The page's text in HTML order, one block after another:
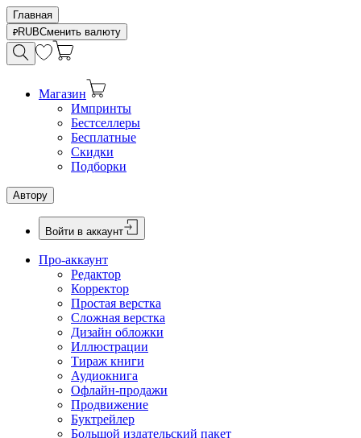
Главная
RUBСменить валюту
Магазин
Импринты
Бестселлеры
Бесплатные
Скидки
Подборки
Автору
Войти в аккаунт
Про-аккаунт
Редактор
Корректор
Простая верстка
Сложная верстка
Дизайн обложки
Иллюстрации
Тираж книги
Аудиокнига
Офлайн-продажи
Продвижение
Буктрейлер
Большой издательский пакет